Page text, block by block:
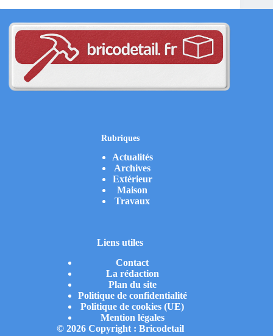
Rubriques
Actualités
Archives
Extérieur
Maison
Travaux
Liens utiles
Contact
La rédaction
Plan du site
Politique de confidentialité
Politique de cookies (UE)
Mention légales
© 2026 Copyright : Bricodetail